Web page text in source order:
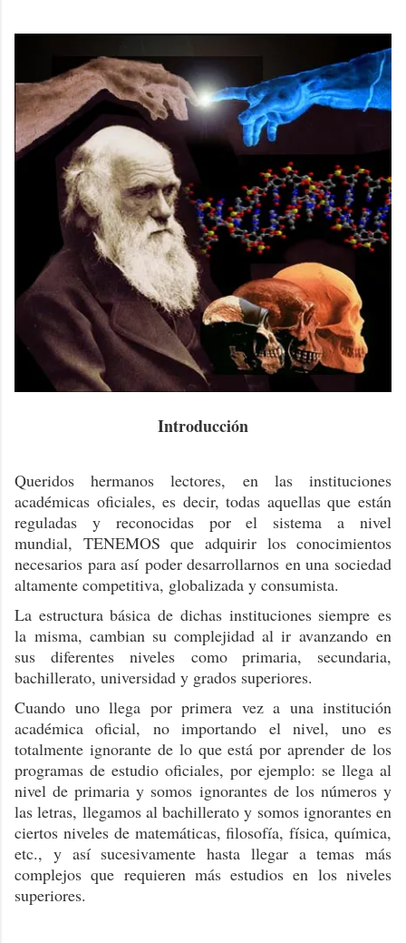
Introducción
Queridos hermanos lectores, en las instituciones
académicas oficiales, es decir, todas aquellas que están
reguladas y reconocidas por el sistema a nivel
mundial, TENEMOS que adquirir los conocimientos
necesarios para así poder desarrollarnos en una sociedad
altamente competitiva, globalizada y consumista.
La estructura básica de dichas instituciones siempre es
la misma, cambian su complejidad al ir avanzando en
sus diferentes niveles como primaria, secundaria,
bachillerato, universidad y grados superiores.
Cuando uno llega por primera vez a una institución
académica oficial, no importando el nivel, uno es
totalmente ignorante de lo que está por aprender de los
programas de estudio oficiales, por ejemplo: se llega al
nivel de primaria y somos ignorantes de los números y
las letras, llegamos al bachillerato y somos ignorantes en
ciertos niveles de matemáticas, filosofía, física, química,
etc., y así sucesivamente hasta llegar a temas más
complejos que requieren más estudios en los niveles
superiores.